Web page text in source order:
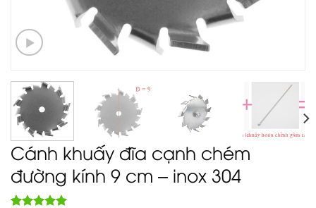
Cánh khuấy đĩa cạnh chém
đường kính 9 cm – inox 304